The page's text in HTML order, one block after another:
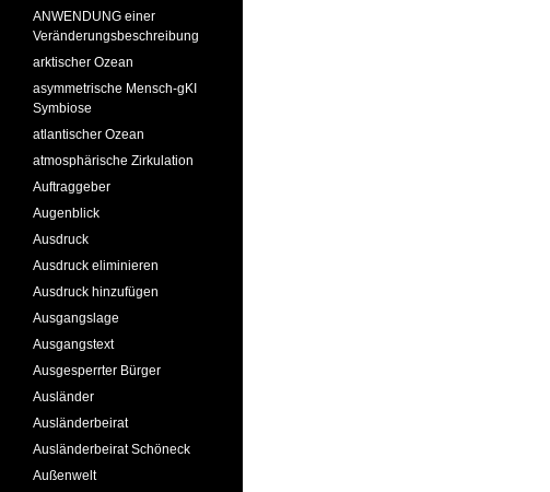
ANWENDUNG einer
Veränderungsbeschreibung
arktischer Ozean
asymmetrische Mensch-gKI
Symbiose
atlantischer Ozean
atmosphärische Zirkulation
Auftraggeber
Augenblick
Ausdruck
Ausdruck eliminieren
Ausdruck hinzufügen
Ausgangslage
Ausgangstext
Ausgesperrter Bürger
Ausländer
Ausländerbeirat
Ausländerbeirat Schöneck
Außenwelt